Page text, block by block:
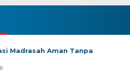
Madrasah Aman Tanpa